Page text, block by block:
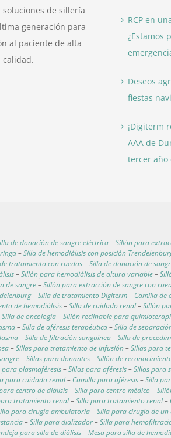
soluciones de sillería
generación para
al paciente de alta
calidad.
RCP en
¿Estamos
Deseos
fiestas
¡Digiterm
AAA de
tercer año
de donación de sangre eléctrica–Sillón para
–Silla de hemodiálisis con posición
tratamiento con ruedas–Silla de donación de
–Sillón para hemodiálisis de altura variable–
de sangre–Sillón para extracción de sangre con
–Silla de tratamiento Digiterm– Camilla de
de hemodiálisis–Silla de cuidado renal–Sillón
Silla de oncología–Sillón reclinable para
–Silla de aféresis terapéutica–Silla de
–Silla de filtración sanguínea–Silla de
–Sillas para tratamiento de infusión–Sillas para
–Sillas para donantes–Sillón de
para plasmaféresis–Sillas para aféresis–Sillas para
para cuidado renal– Camilla para aféresis–Silla
centro de diálisis–Silla para centro médico –
tratamiento renal–Silla para tratamiento renal–
para cirugía ambulatoria–Silla para cirugía de un
–Silla para dializador–Silla para
para silla de diálisis–Mesa para silla de